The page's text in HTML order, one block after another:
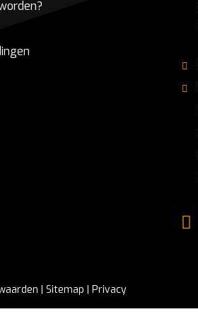
Sitemap Privacy